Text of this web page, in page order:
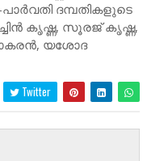
ദമ്പതികളുടെ
കൃഷ്ണ, സൂരജ് കൃഷ്ണ,
യശോദ
Twitter